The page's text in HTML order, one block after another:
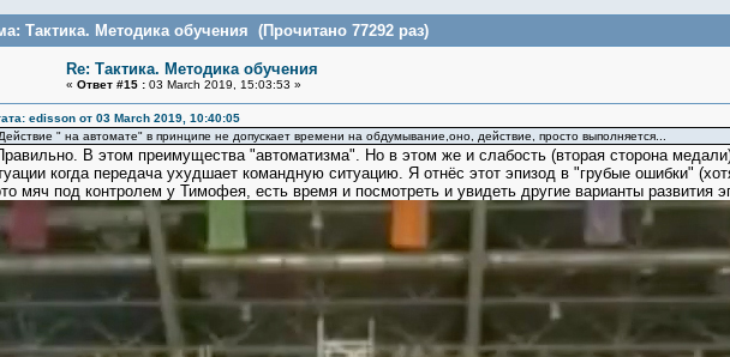
Тактика. Методика обучения (Прочитано 77292 раз)
Re: Тактика. Методика обучения
« Ответ #15 :03 March 2019, 15:03:53 »
edisson от 03 March 2019, 10:40:05
" на автомате" в принципе не допускает времени на обдумывание,оно, действие, просто выполняется...
В этом преимущества "автоматизма". Но в этом же и слабость (вторая сторона
когда передача ухудшает командную ситуацию. Я отнёс этот эпизод в "грубые ошибки"
мяч под контролем у Тимофея, есть время и посмотреть и увидеть другие варианты развития